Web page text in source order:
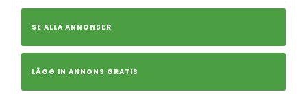
SE ALLA ANNONSER
LÄGG IN ANNONS GRATIS